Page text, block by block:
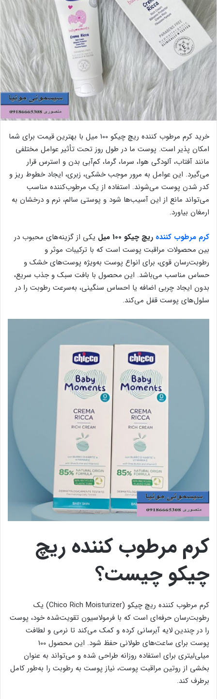
خرید کرم مرطوب کننده ریچ چیکو 100 میل با بهترین قیمت برای شما
امکان پذیر است. پوست ما در طول روز تحت تأثیر عوامل مختلفی
مانند آفتاب، آلودگی هوا، سرما، گرما، کم‌آبی بدن و استرس قرار
می‌گیرد. این عوامل به مرور موجب خشکی، زبری، ایجاد خطوط ریز و
کدر شدن پوست می‌شوند. استفاده از یک مرطوب‌کننده مناسب
می‌تواند مانع از این آسیب‌ها شود و پوستی سالم، نرم و درخشان به
ارمغان بیاورد.
کرم مرطوب کننده ریچ چیکو 100 میل
یکی از گزینه‌های محبوب در
بین محصولات مراقبت پوست است که با ترکیبات موثر و
رطوبت‌رسان قوی، برای انواع پوست به‌ویژه پوست‌های خشک و
حساس مناسب می‌باشد. این محصول با بافت سبک و جذب سریع،
بدون ایجاد چربی اضافه یا احساس سنگینی، به‌سرعت رطوبت را در
سلول‌های پوست قفل می‌کند.
کرم مرطوب کننده ریچ
چیکو چیست؟
کرم مرطوب کننده ریچ چیکو (Chico Rich Moisturizer) یک
رطوبت‌رسان حرفه‌ای است که با فرمولاسیون تقویت‌شده خود، پوست
را در چندین لایه آبرسانی کرده و کمک می‌کند تا نرمی و لطافت
پوست برای ساعت‌های طولانی حفظ شود. این محصول 100
میلی‌لیتری برای استفاده روزانه طراحی شده و می‌تواند به عنوان
بخشی از روتین مراقبت پوست، نیاز پوست به رطوبت را به‌طور کامل
برطرف کند.